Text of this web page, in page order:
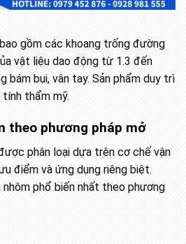
gồm các khoang trống đường
vật liệu dao động từ 1.3 đến
bám bụi, vân tay. Sản phẩm duy trì
tính thẩm mỹ.
theo phương pháp mở
phân loại dựa trên cơ chế vận
điểm và ứng dụng riêng biệt.
phổ biến nhất theo phương